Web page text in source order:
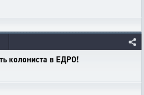
колониста в ЕДРО!